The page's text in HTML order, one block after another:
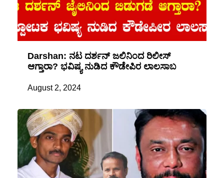
Darshan: ನಟ ದರ್ಶನ್ ಜಲಿನಿಂದ ರಿಲೀಸ್
ಆಗ್ತಾರಾ? ಭವಿಷ್ಯ ನುಡಿದ ಕೌಡೇಪಿರ ಲಾಲಸಾಬ
August 2, 2024